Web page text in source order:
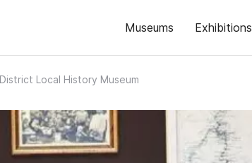
Museums Exhibitions
Local History Museum